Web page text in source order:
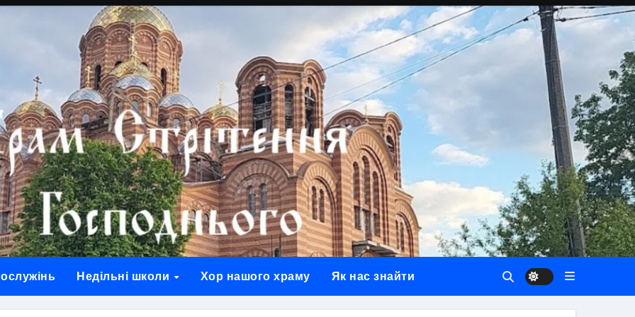
Недільні школи Хор нашого храму Як нас знайти